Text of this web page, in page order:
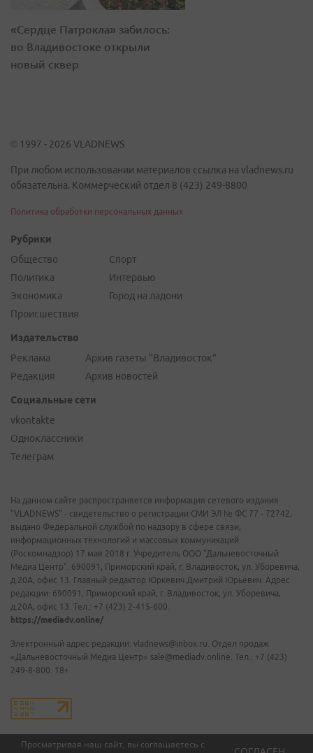
Просматривая наш сайт, вы соглашаетесь с
«Сердце Патрокла» забилось:
во Владивостоке открыли
новый сквер
© 1997 - 2026 VLADNEWS
При любом использовании материалов ссылка на vladnews.ru
обязательна. Коммерческий отдел 8 (423) 249-8800
Политика обработки персональных данных
Рубрики
Общество
Политика
Экономика
Происшествия
Спорт
Интервью
Город на ладони
Издательство
Реклама
Редакция
Архив газеты "Владивосток"
Архив новостей
Социальные сети
vkontakte
Одноклассники
Телеграм
На данном сайте распространяется информация сетевого издания
"VLADNEWS" - свидетельство о регистрации СМИ ЭЛ № ФС 77 - 72742,
выдано Федеральной службой по надзору в сфере связи,
информационных технологий и массовых коммуникаций
(Роскомнадзор) 17 мая 2018 г. Учредитель ООО "Дальневосточный
Медиа Центр". 690091, Приморский край, г. Владивосток, ул. Уборевича,
д.20А, офис 13. Главный редактор Юркевич Дмитрий Юрьевич. Адрес
редакции: 690091, Приморский край, г. Владивосток, ул. Уборевича,
д.20А, офис 13. Тел.: +7 (423) 2-415-600.
https://mediadv.online/
Электронный адрес редакции: vladnews@inbox.ru. Отдел продаж
«Дальневосточный Медиа Центр» sale@mediadv.online. Тел.: +7 (423)
249-8-800. 18+